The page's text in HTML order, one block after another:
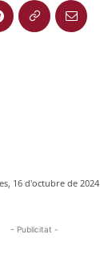
16 d'octubre de 2024
- Publicitat -